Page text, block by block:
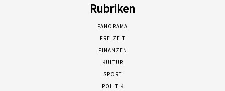
Rubriken
PANORAMA
FREIZEIT
FINANZEN
KULTUR
SPORT
POLITIK